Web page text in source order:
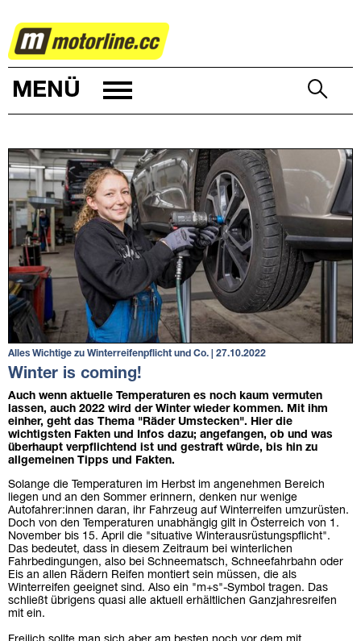
AUTOWELT
MENÜ
Alles Wichtige zu Winterreifenpflicht und Co. | 27.10.2022
Winter is coming!
Auch wenn aktuelle Temperaturen es noch kaum vermuten
lassen, auch 2022 wird der Winter wieder kommen. Mit ihm
einher, geht das Thema "Räder Umstecken". Hier die
wichtigsten Fakten und Infos dazu; angefangen, ob und was
überhaupt verpflichtend ist und gestraft würde, bis hin zu
allgemeinen Tipps und Fakten.
Solange die Temperaturen im Herbst im angenehmen Bereich
liegen und an den Sommer erinnern, denken nur wenige
Autofahrer:innen daran, ihr Fahrzeug auf Winterreifen umzurüsten.
Doch von den Temperaturen unabhängig gilt in Österreich von 1.
November bis 15. April die "situative Winterausrüstungspflicht".
Das bedeutet, dass in diesem Zeitraum bei winterlichen
Fahrbedingungen, also bei Schneematsch, Schneefahrbahn oder
Eis an allen Rädern Reifen montiert sein müssen, die als
Winterreifen geeignet sind. Also ein "m+s"-Symbol tragen. Das
schließt übrigens quasi alle aktuell erhältlichen Ganzjahresreifen
mit ein.